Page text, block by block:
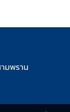
มพราน